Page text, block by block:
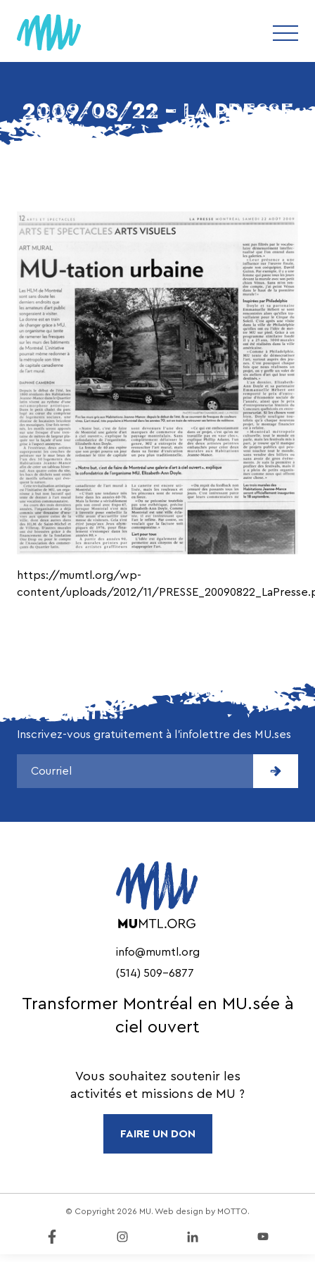
2009/08/22 – LA PRESSE
https://mumtl.org/wp-
content/uploads/2012/11/
NE MANQUEZ AUCUNE DE NOS
ACTUALITÉS!
Inscrivez-vous gratuitement à l’infolettre des MU.ses
info@mumtl.org
(514) 509-6877
Transformer Montréal en MU.sée à
ciel ouvert
Vous souhaitez soutenir les
activités et missions de MU ?
FAIRE UN DON
© Copyright 2026 MU. Web design by MOTTO.